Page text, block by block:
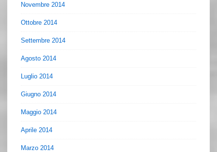
Novembre 2014
Ottobre 2014
Settembre 2014
Agosto 2014
Luglio 2014
Giugno 2014
Maggio 2014
Aprile 2014
Marzo 2014